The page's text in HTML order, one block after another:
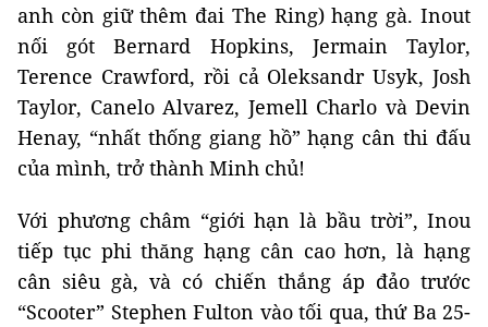
anh còn giữ thêm đai The Ring) hạng gà. Inout
nối gót Bernard Hopkins, Jermain Taylor,
Terence Crawford, rồi cả Oleksandr Usyk, Josh
Taylor, Canelo Alvarez, Jemell Charlo và Devin
Henay, “nhất thống giang hồ” hạng cân thi đấu
của mình, trở thành Minh chủ!
Với phương châm “giới hạn là bầu trời”, Inou
tiếp tục phi thăng hạng cân cao hơn, là hạng
cân siêu gà, và có chiến thắng áp đảo trước
“Scooter” Stephen Fulton vào tối qua, thứ Ba 25-